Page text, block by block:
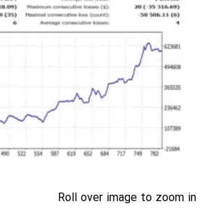
Roll over image to zoom in